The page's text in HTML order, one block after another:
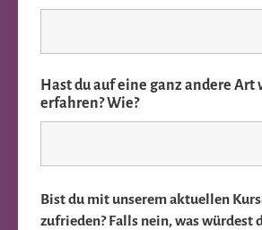
Hast du auf eine ganz andere Art
erfahren? Wie?
Bist du mit unserem aktuellen
zufrieden? Falls nein, was würdest